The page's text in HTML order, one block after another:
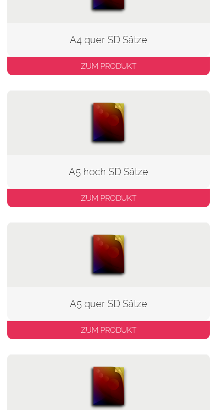
A4 quer SD Sätze
ZUM PRODUKT
A5 hoch SD Sätze
ZUM PRODUKT
A5 quer SD Sätze
ZUM PRODUKT